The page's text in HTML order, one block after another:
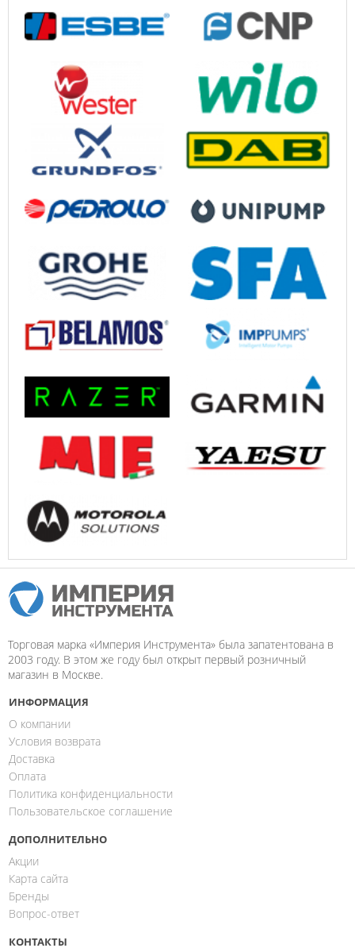
Торговая марка «Империя Инструмента» была запатентована в
2003 году. В этом же году был открыт первый розничный
магазин в Москве.
ИНФОРМАЦИЯ
О компании
Условия возврата
Доставка
Оплата
Политика конфиденциальности
Пользовательское соглашение
ДОПОЛНИТЕЛЬНО
Акции
Карта сайта
Бренды
Вопрос-ответ
КОНТАКТЫ